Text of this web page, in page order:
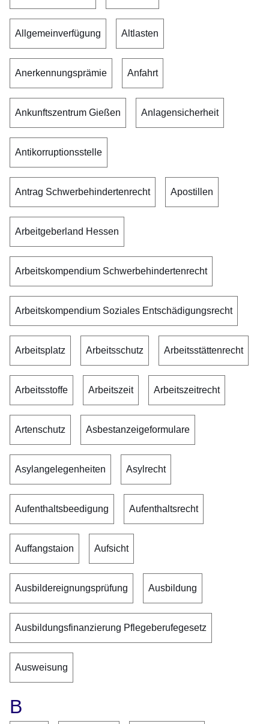
Allgemeinverfügung Altlasten
Anerkennungsprämie Anfahrt
Ankunftszentrum Gießen Anlagensicherheit
Antikorruptionsstelle
Antrag Schwerbehindertenrecht Apostillen
Arbeitgeberland Hessen
Arbeitskompendium Schwerbehindertenrecht
Arbeitskompendium Soziales Entschädigungsrecht
Arbeitsplatz Arbeitsschutz Arbeitsstättenrecht
Arbeitsstoffe Arbeitszeit Arbeitszeitrecht
Artenschutz Asbestanzeigeformulare
Asylangelegenheiten Asylrecht
Aufenthaltsbeedigung Aufenthaltsrecht
Auffangstaion Aufsicht
Ausbildereignungsprüfung Ausbildung
Ausbildungsfinanzierung Pflegeberufegesetz
Ausweisung
B